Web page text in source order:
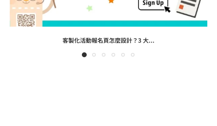
客製化活動報名頁怎麼設計？3 大...